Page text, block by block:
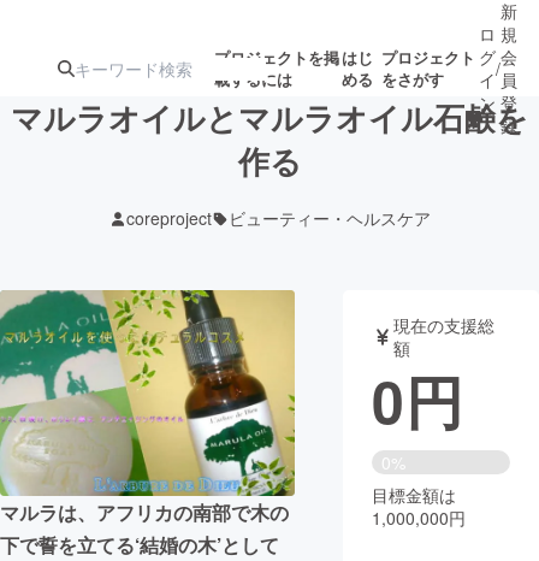
プロジェクトを掲
載するには
はじ
める
プロジェクト
をさがす
ターン
ジェクト
ロジェクト
アート・写真 音楽
テクノロジー・ガジェット ゲーム・サ
映像・映画 書籍・雑誌
ビジネス・起業 チャレンジ
ロ
グ
イ
ン
/
新
規
会
員
登
録
マルラオイルとマルラオイル石鹸を
作る
coreproject ビューティー・ヘルスケア
マルラは、アフリカの南部で木の
下で誓を立てる‘結婚の木’として
現在の支援総
額
0円
0%
目標金額は
1,000,000円